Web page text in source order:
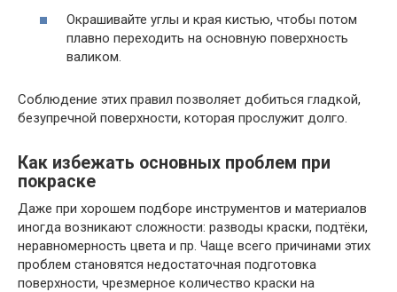
Окрашивайте углы и края кистью, чтобы потом
плавно переходить на основную поверхность
валиком.
Соблюдение этих правил позволяет добиться гладкой,
безупречной поверхности, которая прослужит долго.
Как избежать основных проблем при
покраске
Даже при хорошем подборе инструментов и материалов
иногда возникают сложности: разводы краски, подтёки,
неравномерность цвета и пр. Чаще всего причинами этих
проблем становятся недостаточная подготовка
поверхности, чрезмерное количество краски на